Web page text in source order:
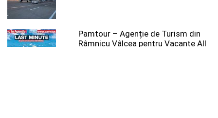
Pamtour – Agenție de Turism din
Râmnicu Vâlcea pentru Vacanțe All